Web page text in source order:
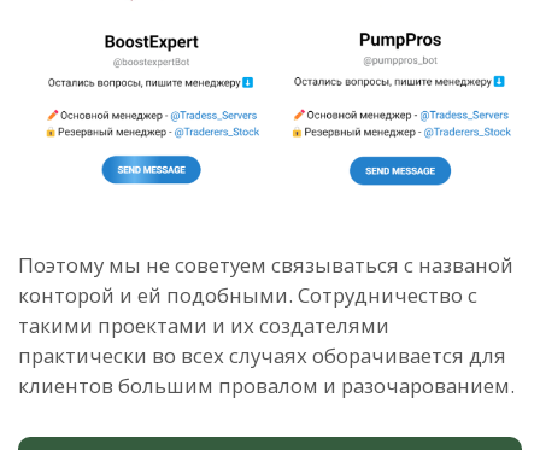
Поэтому мы не советуем связываться с названой
конторой и ей подобными. Сотрудничество с
такими проектами и их создателями
практически во всех случаях оборачивается для
клиентов большим провалом и разочарованием.